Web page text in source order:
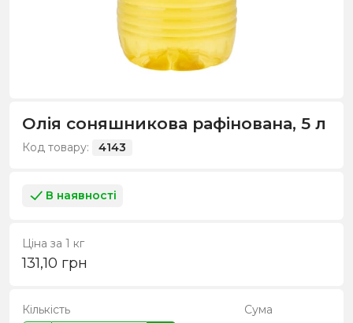
Олія соняшникова рафінована, 5 л
Код товару: 4143
В наявності
Ціна за 1 кг
131,10 грн
Кількість Сума